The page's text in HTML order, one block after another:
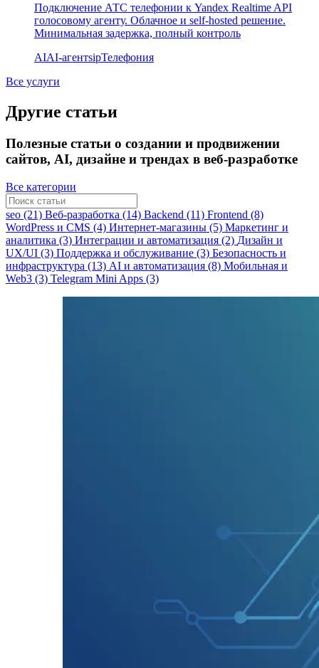
Подключение АТС телефонии к Yandex Realtime API
голосовому агенту. Облачное и self-hosted решение.
Минимальная задержка, полный контроль
AIAI-агентsipТелефония
Все услуги
Другие статьи
Полезные статьи о создании и продвижении
сайтов, AI, дизайне и трендах в веб-разработке
Все категории
seo (21) Веб-разработка (14) Backend (11) Frontend (8)
WordPress и CMS (4) Интернет-магазины (5) Маркетинг и
аналитика (3) Интеграции и автоматизация (2) Дизайн и
UX/UI (3) Поддержка и обслуживание (3) Безопасность и
инфраструктура (13) AI и автоматизация (8) Мобильная и
Web3 (3) Telegram Mini Apps (3)